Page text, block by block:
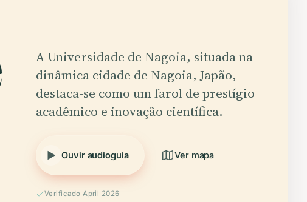
A Universidade de Nagoia, situada na
dinâmica cidade de Nagoia, Japão,
destaca-se como um farol de prestígio
acadêmico e inovação científica.
Ouvir audioguia Ver mapa
Verificado April 2026